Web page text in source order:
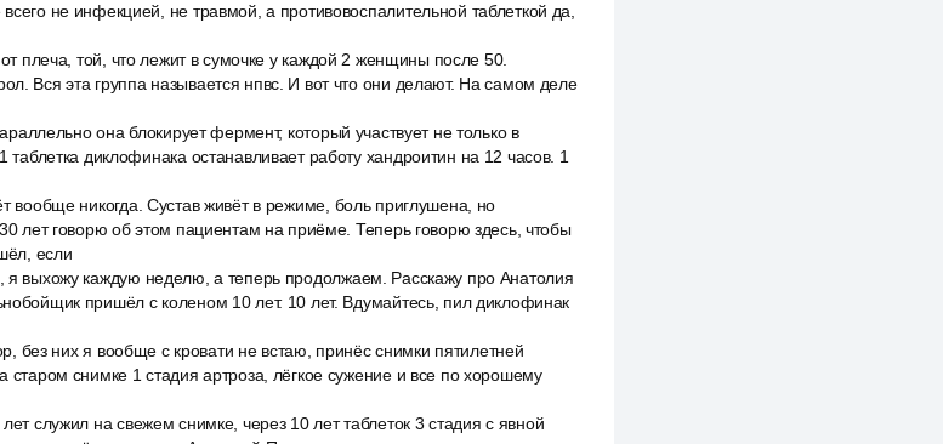
не инфекцией, не травмой, а противовоспалительной таблеткой да,
плеча, той, что лежит в сумочке у каждой 2 женщины после 50.
Вся эта группа называется нпвс. И вот что они делают. На самом деле
она блокирует фермент, который участвует не только в
диклофинака останавливает работу хандроитин на 12 часов. 1
вообще никогда. Сустав живёт в режиме, боль приглушена, но
лет говорю об этом пациентам на приёме. Теперь говорю здесь, чтобы
если
выхожу каждую неделю, а теперь продолжаем. Расскажу про Анатолия
пришёл с коленом 10 лет. 10 лет. Вдумайтесь, пил диклофинак
без них я вообще с кровати не встаю, принёс снимки пятилетней
снимке 1 стадия артроза, лёгкое сужение и все по хорошему
служил на свежем снимке, через 10 лет таблеток 3 стадия с явной